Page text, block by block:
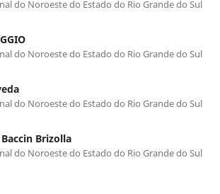
do Noroeste do Estado do Rio Grande do Sul
do Noroeste do Estado do Rio Grande do Sul
do Noroeste do Estado do Rio Grande do Sul
Brizolla
do Noroeste do Estado do Rio Grande do Sul